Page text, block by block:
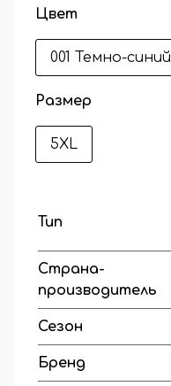
Цвет
001 Темно-синий
Размер
5XL
Тип
Страна-
производитель
Сезон
Бренд